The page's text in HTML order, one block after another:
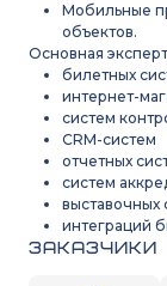
Мобильные
объектов.
Основная
билетных
интернет-
систем
CRM-систем
отчетных
систем
выставочных
интеграций
Заказчики